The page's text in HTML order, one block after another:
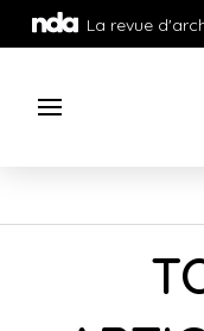
La revue